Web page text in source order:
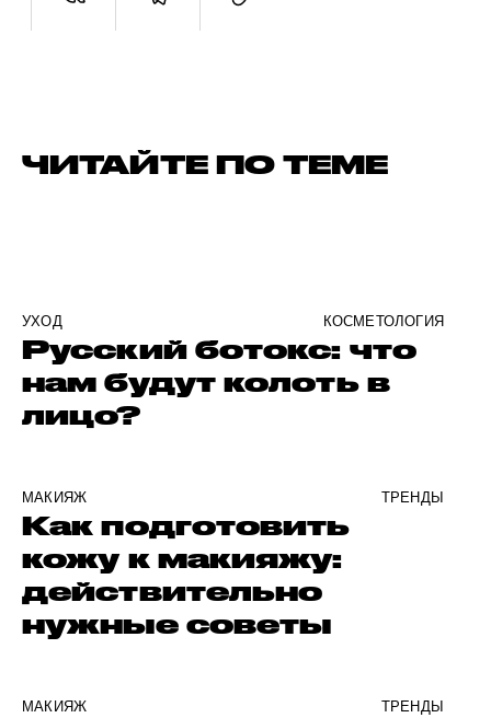
ЧИТАЙТЕ ПО ТЕМЕ
УХОД КОСМЕТОЛОГИЯ
Русский ботокс: что
нам будут колоть в
лицо?
МАКИЯЖ ТРЕНДЫ
Как подготовить
кожу к макияжу:
действительно
нужные советы
МАКИЯЖ ТРЕНДЫ